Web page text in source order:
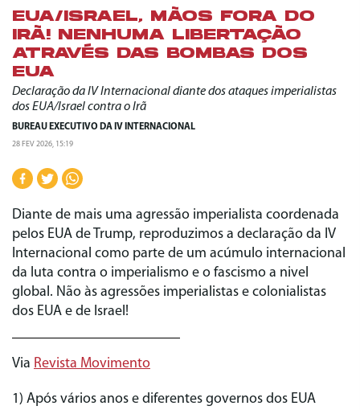
EUA/ISRAEL, MÃOS FORA DO
IRÃ! NENHUMA LIBERTAÇÃO
ATRAVÉS DAS BOMBAS DOS
EUA
Declaração da IV Internacional diante dos ataques imperialistas
dos EUA/Israel contra o Irã
BUREAU EXECUTIVO DA IV INTERNACIONAL
28 FEV 2026, 15:19
Diante de mais uma agressão imperialista coordenada
pelos EUA de Trump, reproduzimos a declaração da IV
Internacional como parte de um acúmulo internacional
da luta contra o imperialismo e o fascismo a nivel
global. Não às agressões imperialistas e colonialistas
dos EUA e de Israel!
Via Revista Movimento
1) Após vários anos e diferentes governos dos EUA